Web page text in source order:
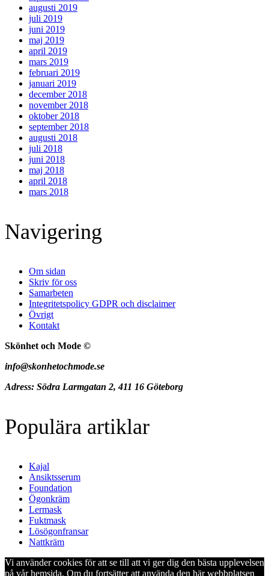
augusti 2019
juli 2019
juni 2019
maj 2019
april 2019
mars 2019
februari 2019
januari 2019
december 2018
november 2018
oktober 2018
september 2018
augusti 2018
juli 2018
juni 2018
maj 2018
april 2018
mars 2018
Footer
Navigering
Om sidan
Skriv för oss
Samarbeten
Integritetspolicy GDPR och disclaimer
Övrigt
Kontakt
Skönhet och Mode ©
info@skonhetochmode.se
Adress: Södra Larmgatan 2, 411 16 Göteborg
Populära artiklar
Kajal
Ansiktsserum
Foundation
Ögonkräm
Lermask
Fuktmask
Lösögonfransar
Nattkräm
Vi använder cookies för att se till att vi ger dig den bästa upplevelsen
på vår hemsida. Om du fortsätter att använda den här webbplatsen